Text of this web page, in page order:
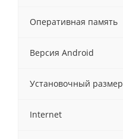
Оперативная память
Версия Android
Установочный размер
Internet